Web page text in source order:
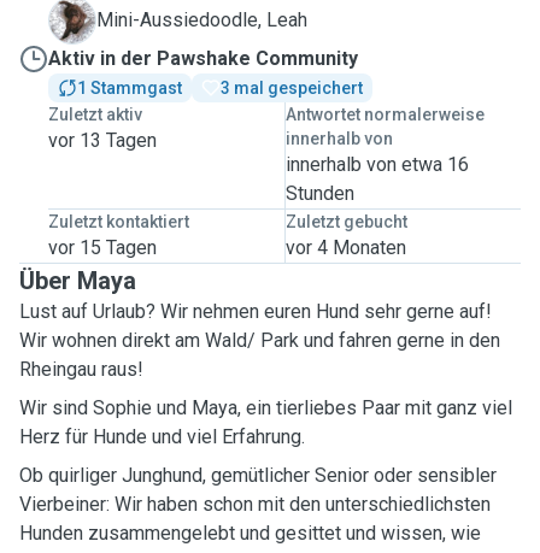
L
Mini-Aussiedoodle, Leah
Aktiv in der Pawshake Community
1 Stammgast
3 mal gespeichert
Zuletzt aktiv
vor 13 Tagen
Antwortet normalerweise
innerhalb von
innerhalb von etwa 16
Stunden
Zuletzt kontaktiert
vor 15 Tagen
Zuletzt gebucht
vor 4 Monaten
Über Maya
Lust auf Urlaub? Wir nehmen euren Hund sehr gerne auf!
Wir wohnen direkt am Wald/ Park und fahren gerne in den
Rheingau raus!
Wir sind Sophie und Maya, ein tierliebes Paar mit ganz viel
Herz für Hunde und viel Erfahrung.
Ob quirliger Junghund, gemütlicher Senior oder sensibler
Vierbeiner: Wir haben schon mit den unterschiedlichsten
Hunden zusammengelebt und gesittet und wissen, wie